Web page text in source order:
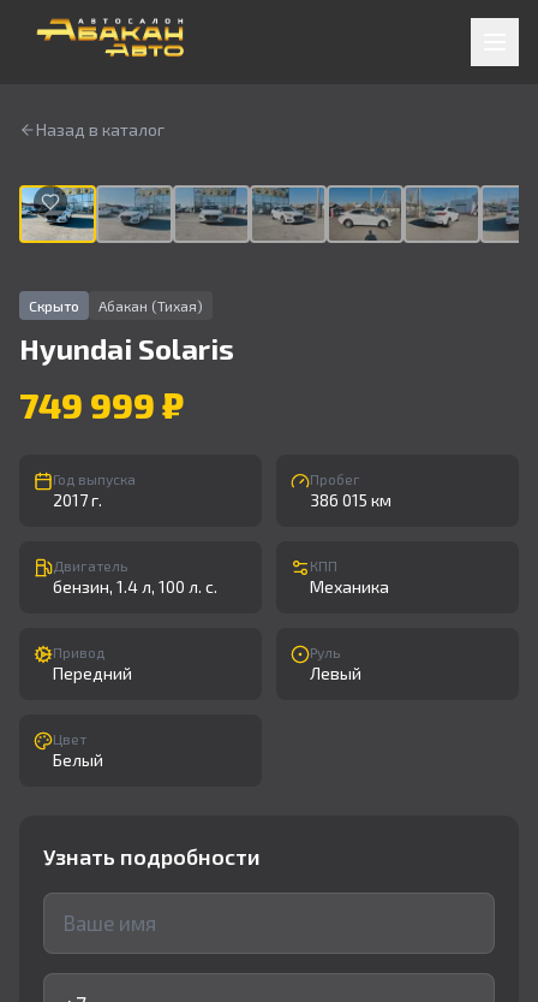
Назад в каталог
Скрыто Абакан (Тихая)
Hyundai Solaris
749 999 ₽
Год выпуска
2017 г.
Пробег
386 015 км
Двигатель
бензин, 1.4 л, 100 л. с.
КПП
Механика
Привод
Передний
Руль
Левый
Цвет
Белый
Узнать подробности